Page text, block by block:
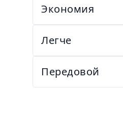
Экономия
Легче
Передовой